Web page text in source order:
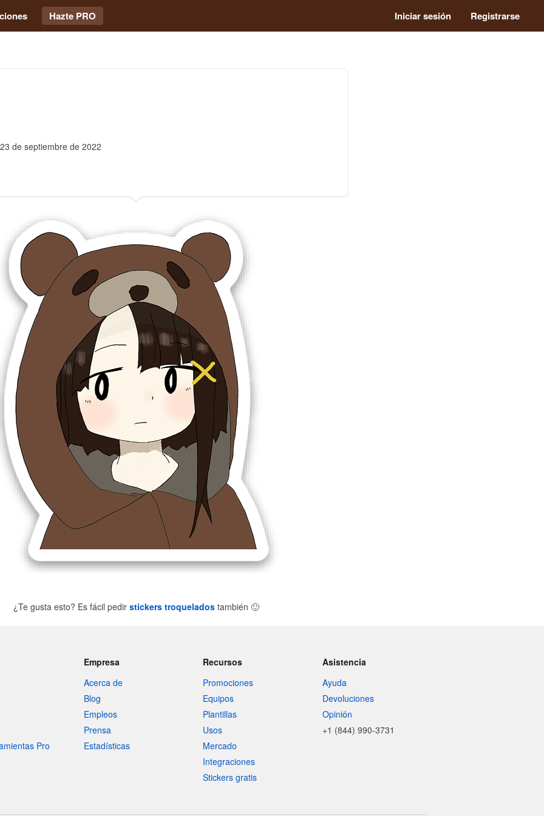
Hazte PRO Iniciar sesión Registrarse
23 de septiembre de 2022
¿Te gusta esto? Es fácil pedir stickers troqueladostambién 🙂
Pro
Empresa
Acerca de
Blog
Empleos
Prensa
Estadísticas
Recursos
Promociones
Equipos
Plantillas
Usos
Mercado
Integraciones
Stickers gratis
Asistencia
Ayuda
Devoluciones
Opinión
+1 (844) 990-3731